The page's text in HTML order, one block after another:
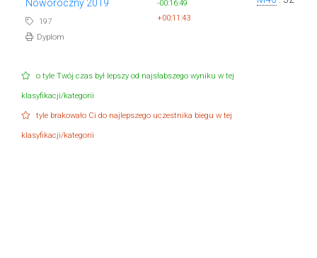
Noworoczny 2019
197
Dyplom
-00:16:49
+00:11:43
o tyle Twój czas był lepszy od najsłabszego wyniku w tej
klasyfikacji/kategorii
tyle brakowało Ci do najlepszego uczestnika biegu w tej
klasyfikacji/kategorii